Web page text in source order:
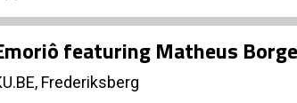
featuring Matheus
Frederiksberg